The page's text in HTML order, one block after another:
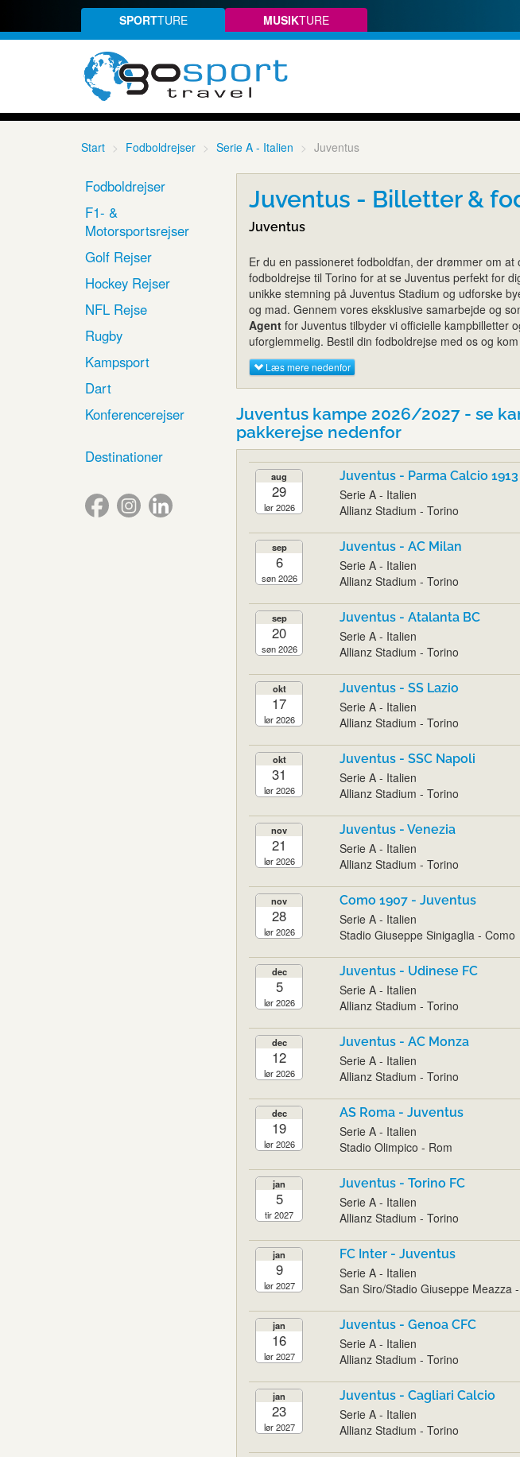
SPORTTURE MUSIKTURE
Start Fodboldrejser Serie A - Italien Juventus
Fodboldrejser
F1- &
Motorsportsrejser
Golf Rejser
Hockey Rejser
NFL Rejse
Rugby
Kampsport
Dart
Konferencerejser
Destinationer
Juventus - Billetter &
Juventus
Er du en passioneret fodboldfan, der drømmer om
fodboldrejse til Torino for at se Juventus perfekt for
unikke stemning på Juventus Stadium og udforske
og mad. Gennem vores eksklusive samarbejde og
Agent for Juventus tilbyder vi officielle kampbilletter
uforglemmelig. Bestil din fodboldrejse med os og
Læs mere nedenfor
Juventus kampe 2026/2027 - se
pakkerejse nedenfor
aug
29
lør 2026
Juventus - Parma Calcio 1913
Serie A - Italien
Allianz Stadium - Torino
sep
6
søn 2026
Juventus - AC Milan
Serie A - Italien
Allianz Stadium - Torino
sep
20
søn 2026
Juventus - Atalanta BC
Serie A - Italien
Allianz Stadium - Torino
okt
17
lør 2026
Juventus - SS Lazio
Serie A - Italien
Allianz Stadium - Torino
okt
31
lør 2026
Juventus - SSC Napoli
Serie A - Italien
Allianz Stadium - Torino
nov
21
lør 2026
Juventus - Venezia
Serie A - Italien
Allianz Stadium - Torino
nov
28
lør 2026
Como 1907 - Juventus
Serie A - Italien
Stadio Giuseppe Sinigaglia - Como
dec
5
lør 2026
Juventus - Udinese FC
Serie A - Italien
Allianz Stadium - Torino
dec
12
lør 2026
Juventus - AC Monza
Serie A - Italien
Allianz Stadium - Torino
dec
19
lør 2026
AS Roma - Juventus
Serie A - Italien
Stadio Olimpico - Rom
jan
5
tir 2027
Juventus - Torino FC
Serie A - Italien
Allianz Stadium - Torino
jan
9
lør 2027
FC Inter - Juventus
Serie A - Italien
San Siro/Stadio Giuseppe Meazza
jan
16
lør 2027
Juventus - Genoa CFC
Serie A - Italien
Allianz Stadium - Torino
jan
23
lør 2027
Juventus - Cagliari Calcio
Serie A - Italien
Allianz Stadium - Torino